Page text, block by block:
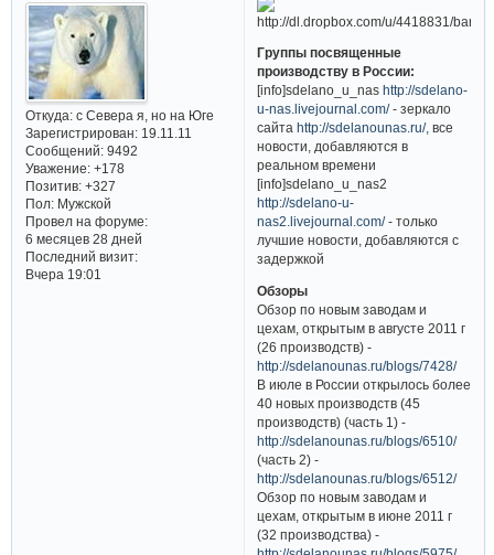
Откуда:с Севера я, но на Юге
Зарегистрирован: 19.11.11
Сообщений:9492
Уважение: +178
Позитив: +327
Пол:Мужской
Провел на форуме:
6 месяцев 28 дней
Последний визит:
Вчера 19:01
Группы посвященные
производству в России:
[info]sdelano_u_nas http://sdelano-
u-nas.livejournal.com/- зеркало
сайта http://sdelanounas.ru/, все
новости, добавляются в
реальном времени
[info]sdelano_u_nas2
http://sdelano-u-
nas2.livejournal.com/- только
лучшие новости, добавляются с
задержкой
Обзоры
Обзор по новым заводам и
цехам, открытым в августе 2011 г
(26 производств) -
http://sdelanounas.ru/blogs/7428/
В июле в России открылось более
40 новых производств (45
производств) (часть 1) -
http://sdelanounas.ru/blogs/6510/
(часть 2) -
http://sdelanounas.ru/blogs/6512/
Обзор по новым заводам и
цехам, открытым в июне 2011 г
(32 производства) -